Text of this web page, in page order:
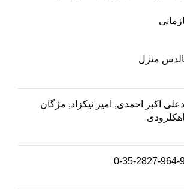
منزل
اکبر احمدی, امیر نیکزاد, مژگان
0-35-2827-964-